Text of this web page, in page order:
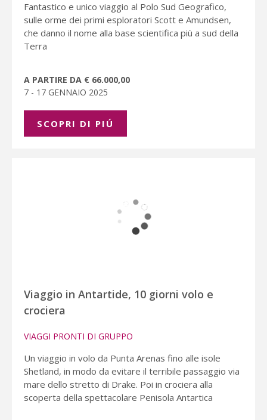
Fantastico e unico viaggio al Polo Sud Geografico,
sulle orme dei primi esploratori Scott e Amundsen,
che danno il nome alla base scientifica più a sud della
Terra
A PARTIRE DA € 66.000,00
7 - 17 GENNAIO 2025
SCOPRI DI PIÚ
Viaggio in Antartide, 10 giorni volo e
crociera
VIAGGI PRONTI DI GRUPPO
Un viaggio in volo da Punta Arenas fino alle isole
Shetland, in modo da evitare il terribile passaggio via
mare dello stretto di Drake. Poi in crociera alla
scoperta della spettacolare Penisola Antartica